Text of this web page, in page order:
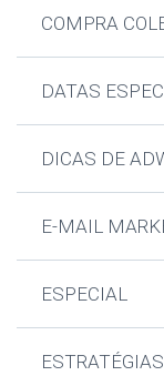
COMPRA
DATAS
DICAS DE
E-MAIL
ESPECIAL